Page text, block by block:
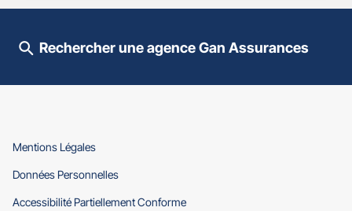
POINT
VENTE
POL-
LÉON
Rechercher une agence Gan Assurances
Mentions Légales(ouvre
une
fenêtre)
Données Personnelles(ouvre
une
Accessibilité Partiellement Conforme(ouvre